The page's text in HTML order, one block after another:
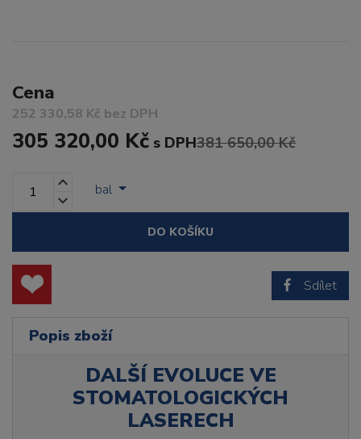
Cena
252 330,58 Kč bez DPH
305 320,00 Kč s DPH381 650,00 Kč
bal
DO KOŠÍKU
Sdílet
Popis zboží
DALŠÍ EVOLUCE VE
STOMATOLOGICKÝCH
LASERECH